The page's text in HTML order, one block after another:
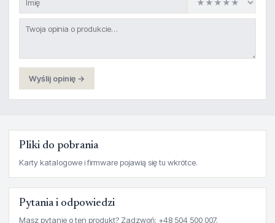
Wyślij opinię →
Pliki do pobrania
Karty katalogowe i firmware pojawią się tu wkrótce.
Pytania i odpowiedzi
Masz pytanie o ten produkt? Zadzwoń: +48 504 500 007.